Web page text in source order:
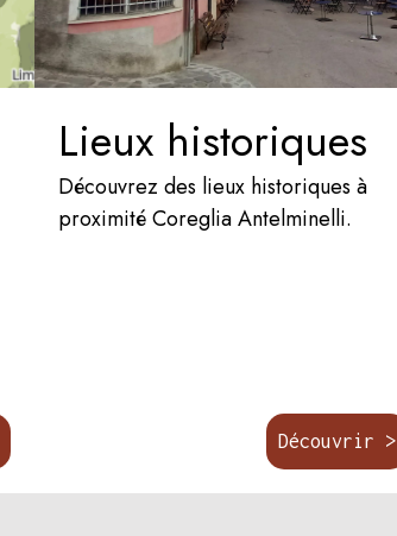
Lieux historiques
Découvrez des lieux historiques à
proximité Coreglia Antelminelli.
Découvrir >